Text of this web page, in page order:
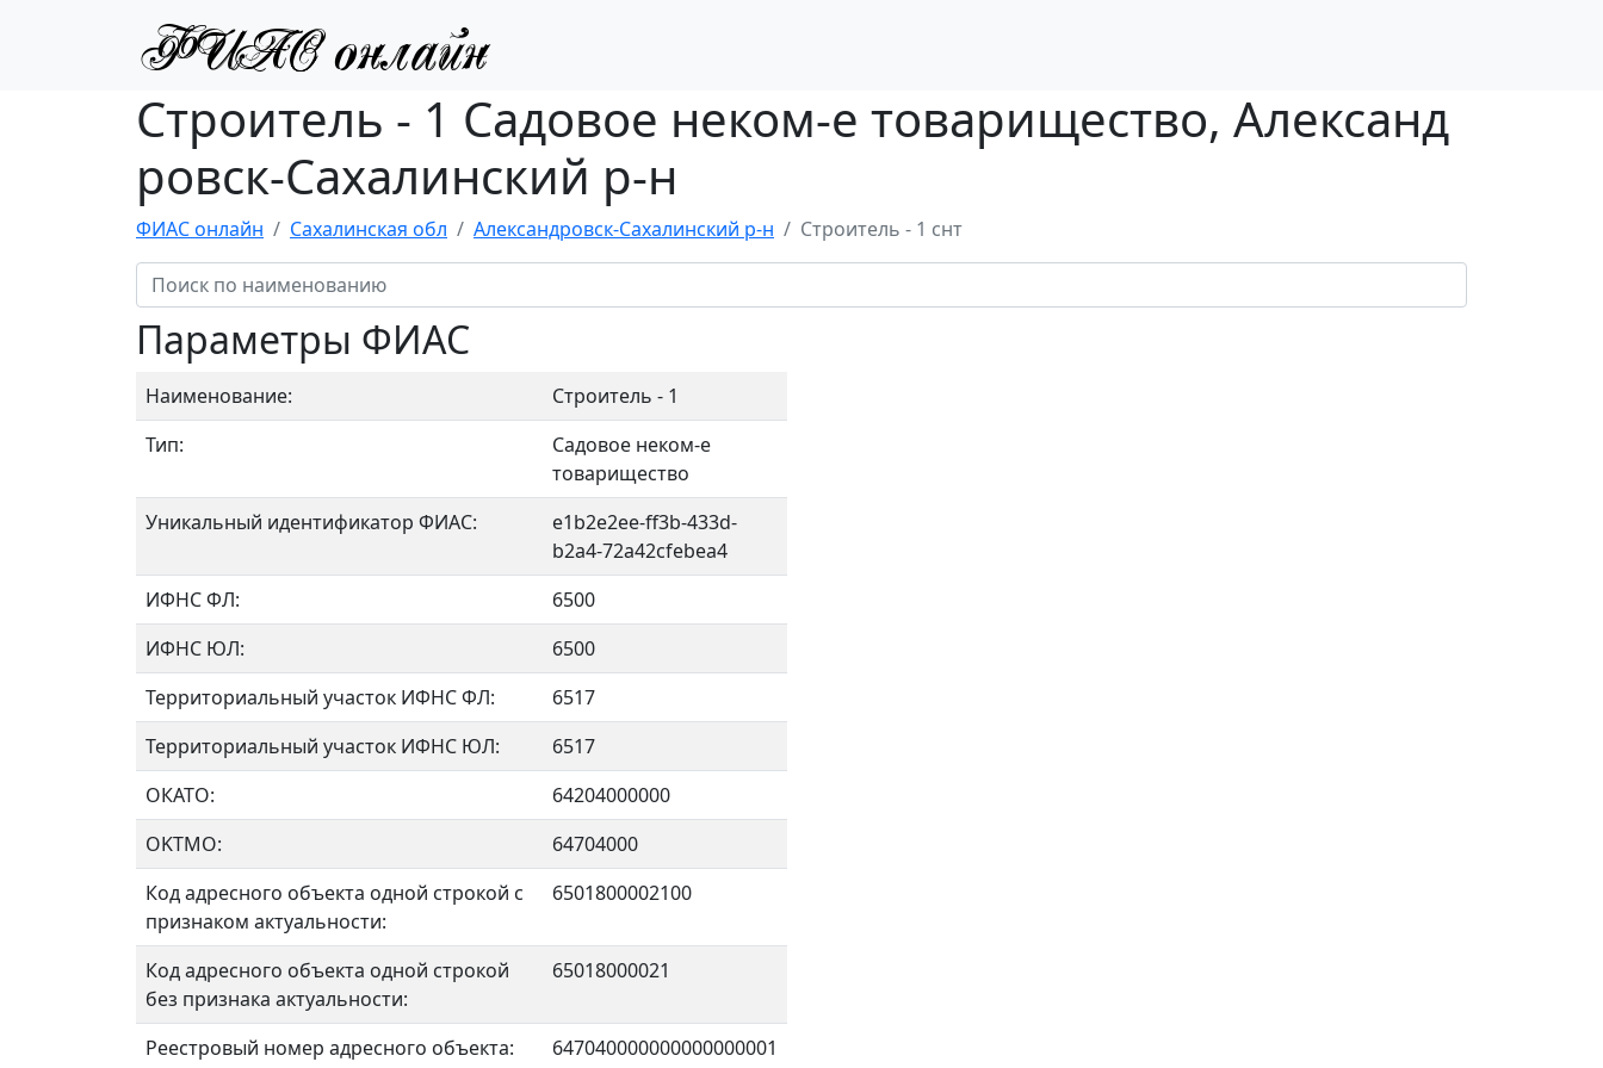
Строитель - 1 Садовое неком-е товарищество, Александ
ровск-Сахалинский р-н
ФИАС онлайн Сахалинская обл Александровск-Сахалинский р-н Строитель - 1 снт
Параметры ФИАС
Наименование:
Строитель - 1
Тип:
Садовое неком-е
товарищество
Уникальный идентификатор ФИАС:
e1b2e2ee-ff3b-433d-
b2a4-72a42cfebea4
ИФНС ФЛ:
6500
ИФНС ЮЛ:
6500
Территориальный участок ИФНС ФЛ:
6517
Территориальный участок ИФНС ЮЛ:
6517
ОКАТО:
64204000000
OKTMO:
64704000
Код адресного объекта одной строкой с
признаком актуальности:
6501800002100
Код адресного объекта одной строкой
без признака актуальности:
65018000021
Реестровый номер адресного объекта: 647040000000000000001